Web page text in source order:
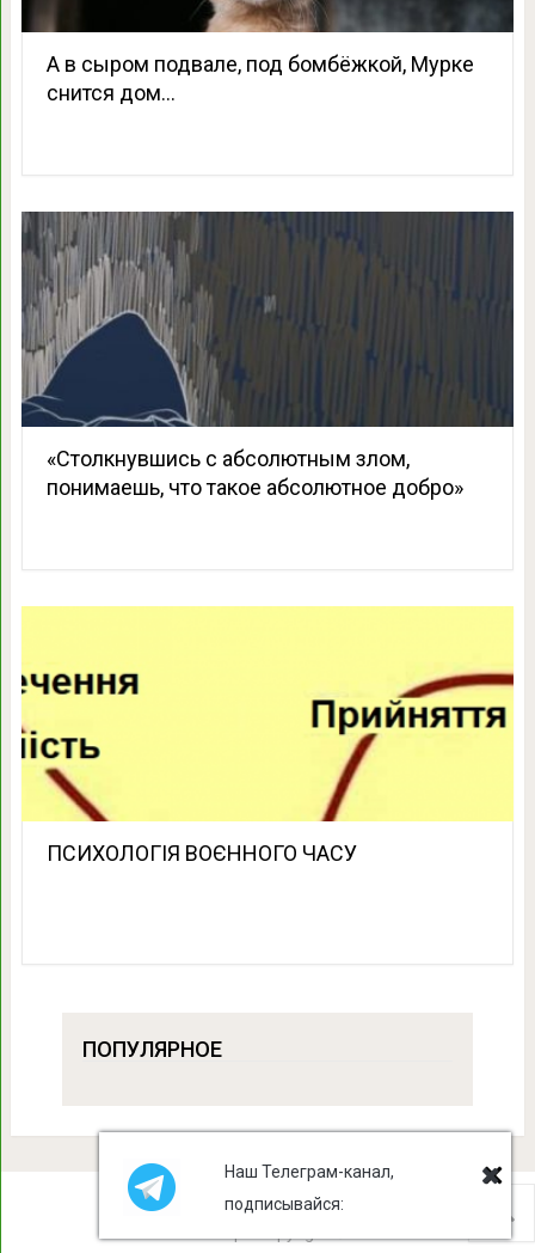
А в сыром подвале, под бомбёжкой, Мурке
снится дом…
«Столкнувшись с абсолютным злом,
понимаешь, что такое абсолютное добро»
ПСИХОЛОГІЯ ВОЄННОГО ЧАСУ
ПОПУЛЯРНОЕ
Наш Телеграм-канал,
подписывайся: